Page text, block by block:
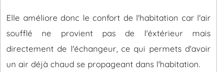
Elle améliore donc le confort de l'habitation car l'air
soufflé ne provient pas de l'éxtérieur mais
directement de l'échangeur, ce qui permets d'avoir
un air déjà chaud se propageant dans l'habitation.